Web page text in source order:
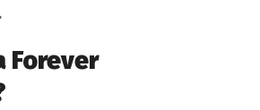
Forever